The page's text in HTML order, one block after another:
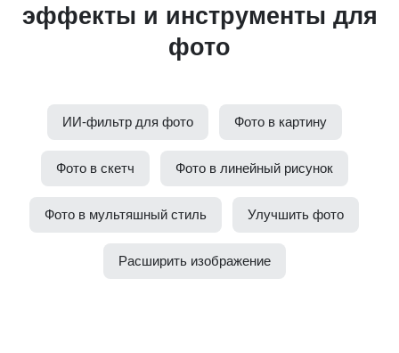
эффекты и инструменты для
фото
ИИ-фильтр для фото Фото в картину
Фото в скетч Фото в линейный рисунок
Фото в мультяшный стиль Улучшить фото
Расширить изображение